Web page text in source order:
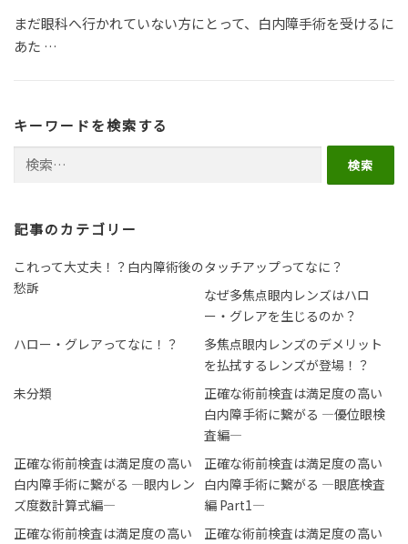
まだ眼科へ行かれていない方にとって、白内障手術を受けるに
あた …
キーワードを検索する
検索:
記事のカテゴリー
これって大丈夫！？白内障術後の
愁訴
タッチアップってなに？
なぜ多焦点眼内レンズはハロ
ー・グレアを生じるのか？
ハロー・グレアってなに！？
多焦点眼内レンズのデメリット
を払拭するレンズが登場！？
未分類
正確な術前検査は満足度の高い
白内障手術に繋がる ―優位眼検
査編―
正確な術前検査は満足度の高い
白内障手術に繋がる ―眼内レン
ズ度数計算式編―
正確な術前検査は満足度の高い
白内障手術に繋がる ―眼底検査
編 Part1―
正確な術前検査は満足度の高い
正確な術前検査は満足度の高い